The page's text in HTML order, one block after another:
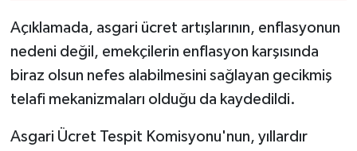
Açıklamada, asgari ücret artışlarının, enflasyonun
nedeni değil, emekçilerin enflasyon karşısında
biraz olsun nefes alabilmesini sağlayan gecikmiş
telafi mekanizmaları olduğu da kaydedildi.
Asgari Ücret Tespit Komisyonu'nun, yıllardır